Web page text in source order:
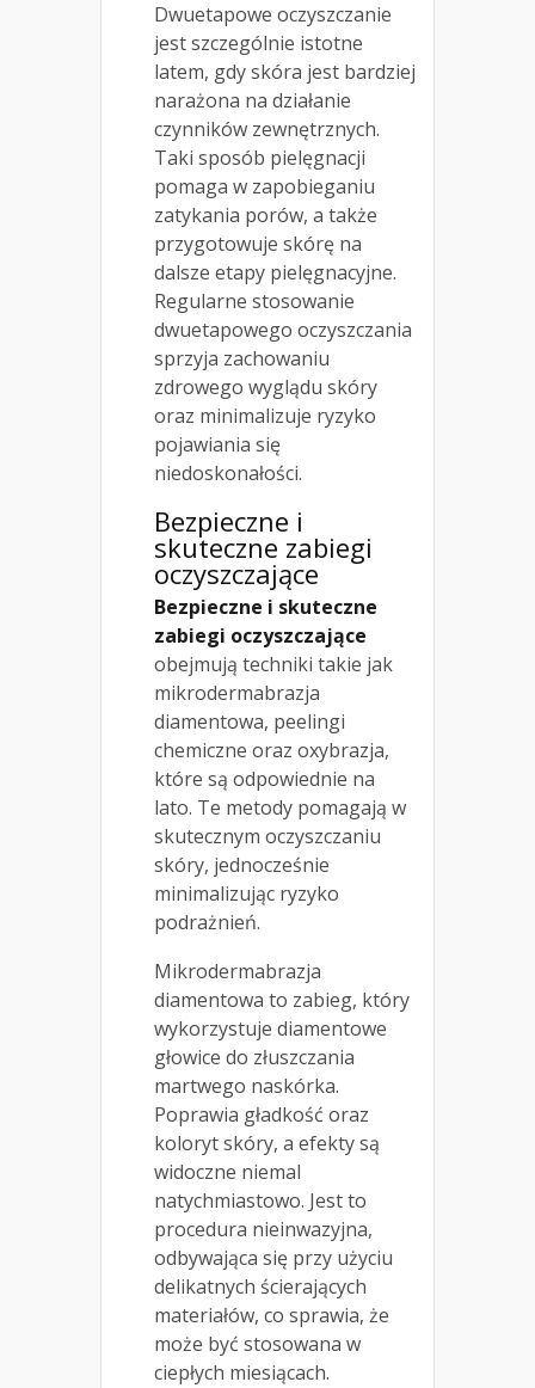
Dwuetapowe oczyszczanie
jest szczególnie istotne
latem, gdy skóra jest bardziej
narażona na działanie
czynników zewnętrznych.
Taki sposób pielęgnacji
pomaga w zapobieganiu
zatykania porów, a także
przygotowuje skórę na
dalsze etapy pielęgnacyjne.
Regularne stosowanie
dwuetapowego oczyszczania
sprzyja zachowaniu
zdrowego wyglądu skóry
oraz minimalizuje ryzyko
pojawiania się
niedoskonałości.
Bezpieczne i
skuteczne zabiegi
oczyszczające
Bezpieczne i skuteczne
zabiegi oczyszczające
obejmują techniki takie jak
mikrodermabrazja
diamentowa, peelingi
chemiczne oraz oxybrazja,
które są odpowiednie na
lato. Te metody pomagają w
skutecznym oczyszczaniu
skóry, jednocześnie
minimalizując ryzyko
podrażnień.
Mikrodermabrazja
diamentowa to zabieg, który
wykorzystuje diamentowe
głowice do złuszczania
martwego naskórka.
Poprawia gładkość oraz
koloryt skóry, a efekty są
widoczne niemal
natychmiastowo. Jest to
procedura nieinwazyjna,
odbywająca się przy użyciu
delikatnych ścierających
materiałów, co sprawia, że
może być stosowana w
ciepłych miesiącach.